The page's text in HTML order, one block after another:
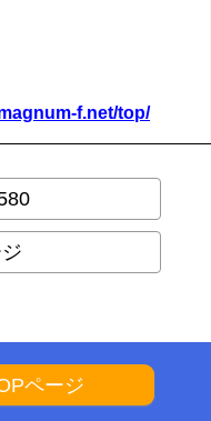
f.net/top/
ページ